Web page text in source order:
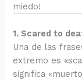
miedo!
1. Scared to
Una de las
extremo es
significa